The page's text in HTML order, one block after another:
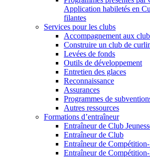
Application habiletés en
filantes
Services pour les clubs
Accompagnement aux
Construire un club de
Levées de fonds
Outils de développement
Entretien des glaces
Reconnaissance
Assurances
Programmes de
Autres ressources
Formations d’entraîneur
Entraîneur de Club
Entraîneur de Club
Entraîneur de
Entraîneur de